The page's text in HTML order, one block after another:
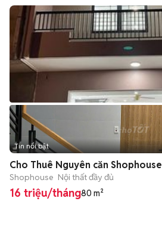
Tin nổi bật
Cho Thuê Nguyên căn Shophouse
Shophouse Nội thất đầy đủ
16 triệu/tháng80 m²